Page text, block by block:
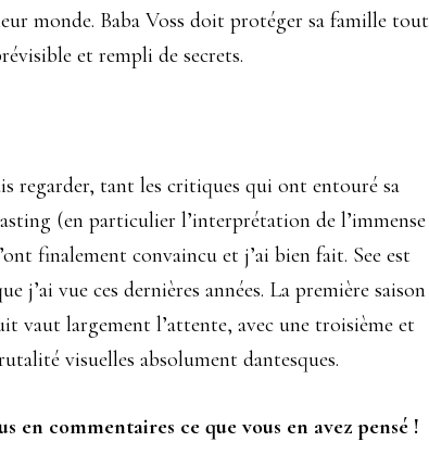
monde. Baba Voss doit protéger sa famille tout
et rempli de secrets.
regarder, tant les critiques qui ont entouré sa
(en particulier l’interprétation de l’immense
finalement convaincu et j’ai bien fait. See est
j’ai vue ces dernières années. La première saison
vaut largement l’attente, avec une troisième et
visuelles absolument dantesques.
en commentaires ce que vous en avez pensé !